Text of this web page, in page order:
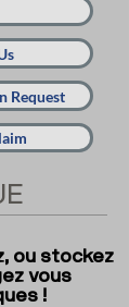
Request
ou stockez
vous
!